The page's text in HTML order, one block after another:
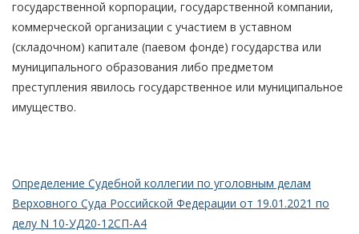
государственной корпорации, государственной компании,
коммерческой организации с участием в уставном
(складочном) капитале (паевом фонде) государства или
муниципального образования либо предметом
преступления явилось государственное или муниципальное
имущество.
Определение Судебной коллегии по уголовным делам
Верховного Суда Российской Федерации от 19.01.2021 по
делу N 10-УД20-12СП-А4